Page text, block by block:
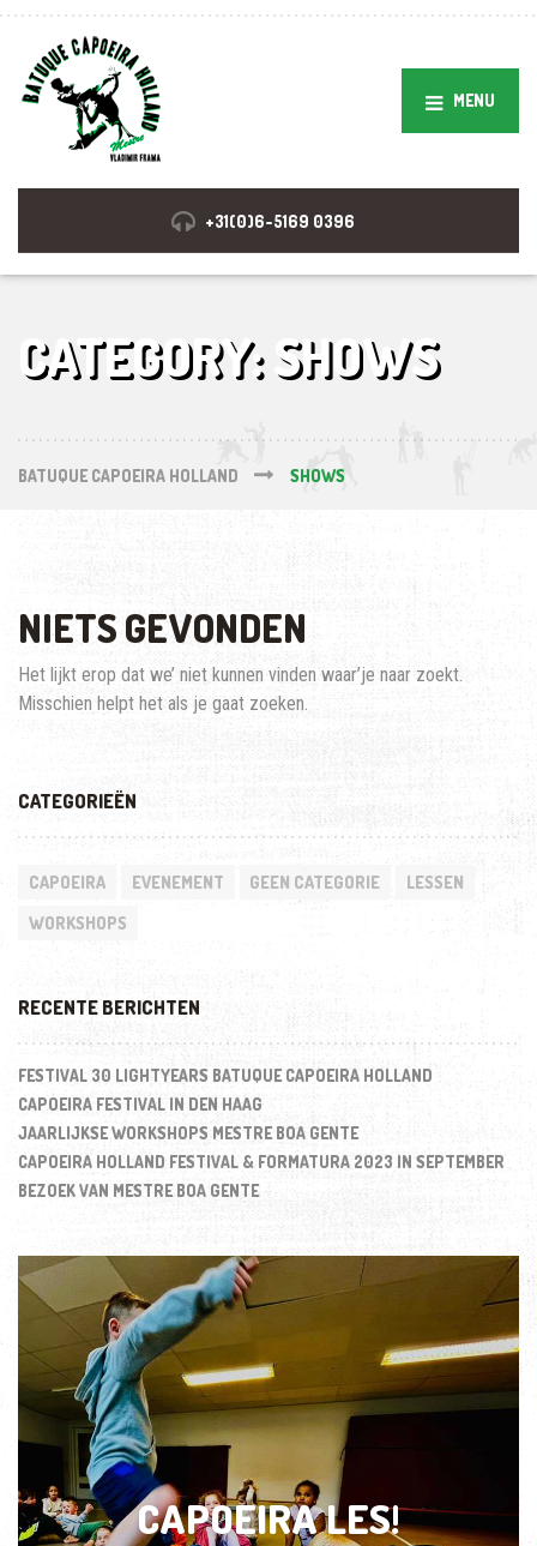
MENU
+31(0)6-5169 0396
CATEGORY: SHOWS
BATUQUE CAPOEIRA HOLLAND SHOWS
NIETS GEVONDEN
Het lijkt erop dat we’ niet kunnen vinden waar’je naar zoekt.
Misschien helpt het als je gaat zoeken.
CATEGORIEËN
CAPOEIRA EVENEMENT GEEN CATEGORIE LESSEN
WORKSHOPS
RECENTE BERICHTEN
FESTIVAL 30 LIGHTYEARS BATUQUE CAPOEIRA HOLLAND
CAPOEIRA FESTIVAL IN DEN HAAG
JAARLIJKSE WORKSHOPS MESTRE BOA GENTE
CAPOEIRA HOLLAND FESTIVAL & FORMATURA 2023 IN SEPTEMBER
BEZOEK VAN MESTRE BOA GENTE
CAPOEIRA LES!